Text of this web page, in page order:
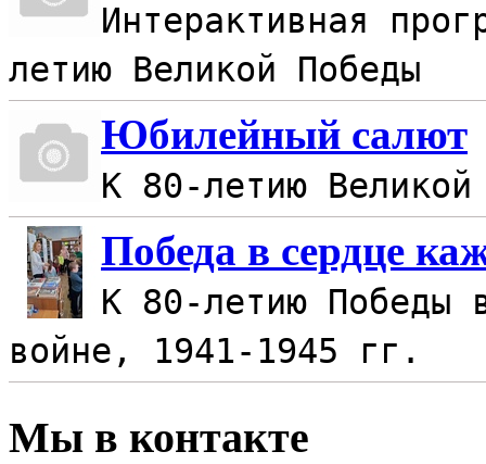
Интерактивная
летию Великой Победы
Юбилейный салют
К 80-летию Великой
Победа в сердце
К 80-летию Победы
войне, 1941-1945 гг.
Мы в контакте